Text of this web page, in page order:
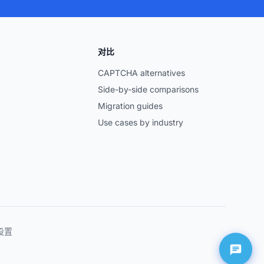
对比
CAPTCHA alternatives
Side-by-side comparisons
Migration guides
Use cases by industry
置